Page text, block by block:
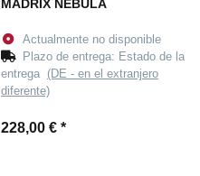
MADRIX NEBULA
Actualmente no disponible
Plazo de entrega: Estado de la
entrega (DE - en el extranjero
diferente)
228,00 € *